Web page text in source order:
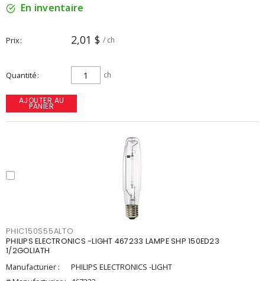
En inventaire
Prix 2,01 $ / ch
Quantité ch
AJOUTER AU
PANIER
PHIC150S55ALTO
PHILIPS ELECTRONICS -LIGHT 467233 LAMPE SHP 150ED23
1/2GOLIATH
Manufacturier :
PHILIPS ELECTRONICS -LIGHT